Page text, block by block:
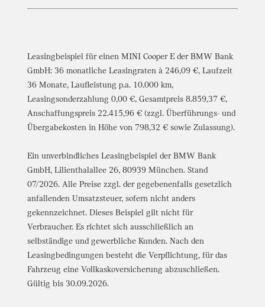
Leasingbeispiel für einen MINI Cooper E der BMW Bank
GmbH: 36 monatliche Leasingraten à 246,09 €, Laufzeit
36 Monate, Laufleistung p.a. 10.000 km,
Leasingsonderzahlung 0,00 €, Gesamtpreis 8.859,37 €,
Anschaffungspreis 22.415,96 € (zzgl. Überführungs- und
Übergabekosten in Höhe von 798,32 € sowie Zulassung).
Ein unverbindliches Leasingbeispiel der BMW Bank
GmbH, Lilienthalallee 26, 80939 München. Stand
07/2026. Alle Preise zzgl. der gegebenenfalls gesetzlich
anfallenden Umsatzsteuer, sofern nicht anders
gekennzeichnet. Dieses Beispiel gilt nicht für
Verbraucher. Es richtet sich ausschließlich an
selbständige und gewerbliche Kunden. Nach den
Leasingbedingungen besteht die Verpflichtung, für das
Fahrzeug eine Vollkaskoversicherung abzuschließen.
Gültig bis 30.09.2026.